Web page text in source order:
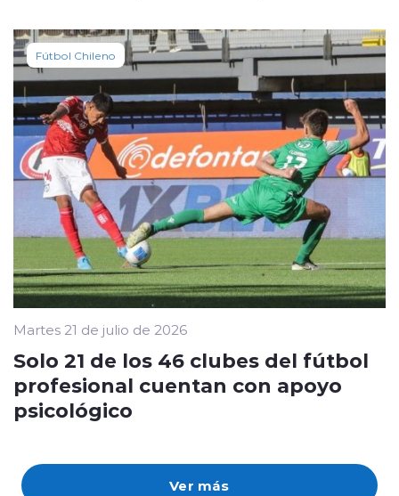
Ver más
Fútbol Chileno
Martes 21 de julio de 2026
Solo 21 de los 46 clubes del fútbol
profesional cuentan con apoyo
psicológico